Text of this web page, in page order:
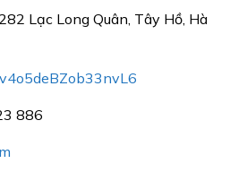
Lạc Long Quân, Tây Hồ, Hà
886